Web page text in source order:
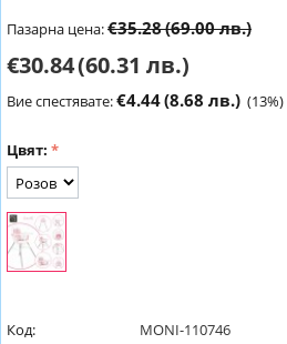
Пазарна цена:€35.28(69.00 лв.)
€30.84(60.31 лв.)
Вие спестявате:€4.44(8.68 лв.) (13%)
Цвят:
Код:
MONI-110746